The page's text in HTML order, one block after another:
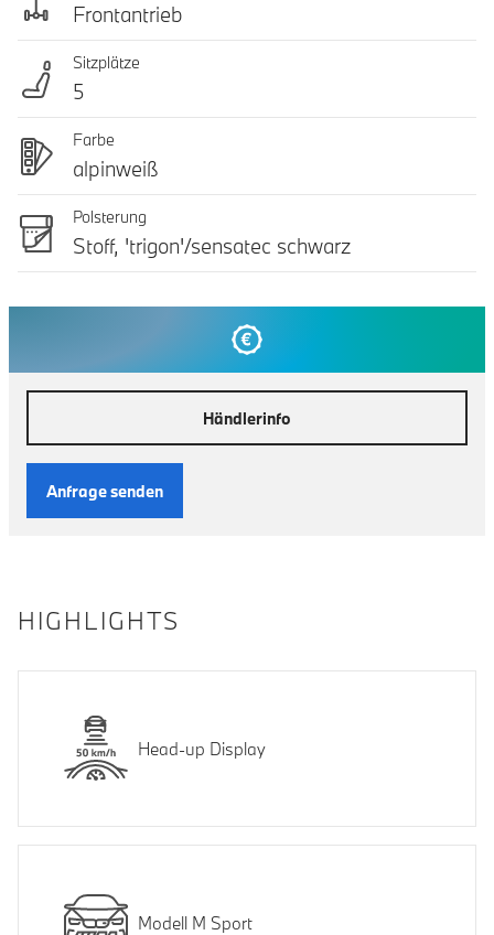
Frontantrieb
Sitzplätze
5
Farbe
alpinweiß
Polsterung
Stoff, 'trigon'/sensatec schwarz
Händlerinfo
Anfrage senden
HIGHLIGHTS
Head-up Display
Modell M Sport